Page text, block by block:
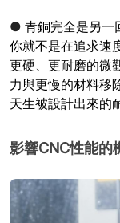
● 青銅完全是另一
你就不是在追求速
更硬、更耐磨的微
力與更慢的材料移
天生被設計出來的
影響CNC性能的